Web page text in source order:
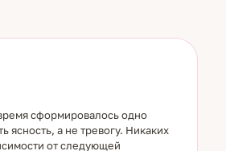
сформировалось одно
ясность, а не тревогу. Никаких
от следующей